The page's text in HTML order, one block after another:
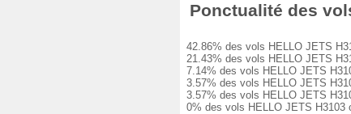
Ponctualité des
42.86% des vols HELLO JETS
21.43% des vols HELLO JETS
7.14% des vols HELLO JETS
3.57% des vols HELLO JETS
3.57% des vols HELLO JETS
0% des vols HELLO JETS H3103